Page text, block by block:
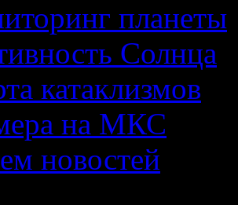
планеты
Солнца
катаклизмов
на МКС
новостей